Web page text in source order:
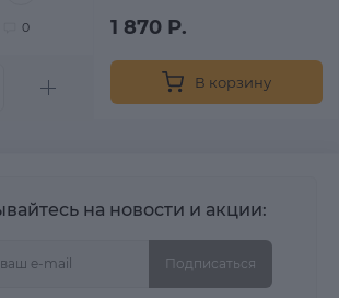
0 1 870 Р.
В корзину
на новости и акции:
Подписаться